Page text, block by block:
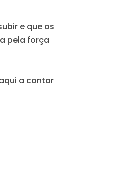
e que os
pela força
a contar